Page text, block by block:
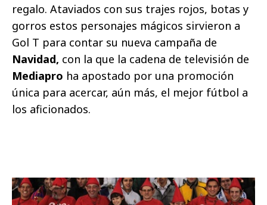
regalo. Ataviados con sus trajes rojos, botas y
gorros estos personajes mágicos sirvieron a
Gol T para contar su nueva campaña de
Navidad, con la que la cadena de televisión de
Mediapro ha apostado por una promoción
única para acercar, aún más, el mejor fútbol a
los aficionados.